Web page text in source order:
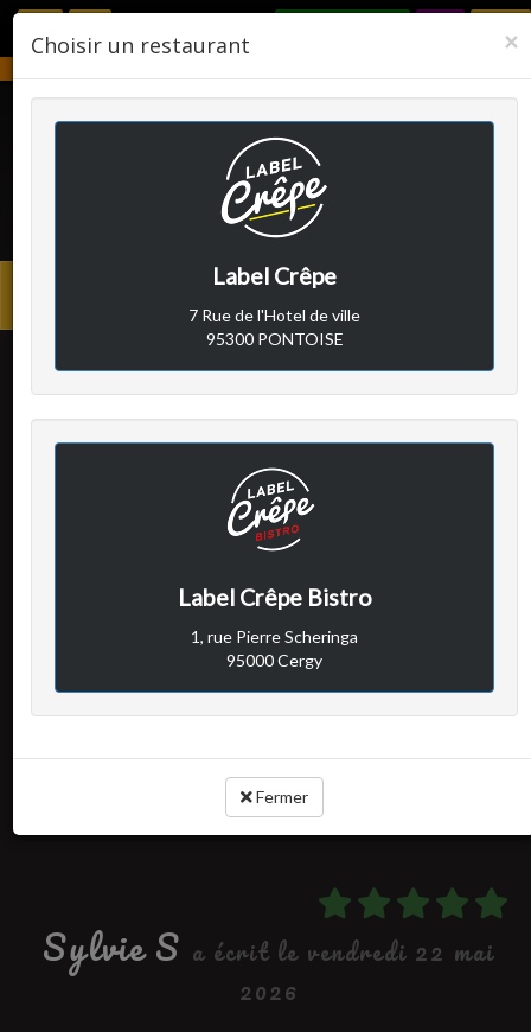
LABEL CRÊPE
P a écrit le vendredi 22 mai 2026
Il y avait pas mal d’attente, mais on était pas pressées et la
serveuse était seule en salle donc pas de soucis on s’est régalé
Cuisine :
Rapport qualité / prix :
Sylvie S a écrit le vendredi 22 mai
2026
×
Choisir un restaurant
Label Crêpe
7 Rue de l'Hotel de ville
95300 PONTOISE
Label Crêpe Bistro
1, rue Pierre Scheringa
95000 Cergy
Fermer